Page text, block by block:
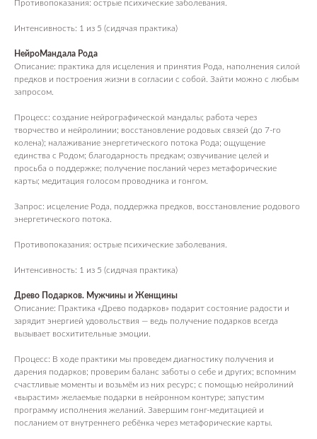
Противопоказания: острые психические заболевания.
Интенсивность: 1 из 5 (сидячая практика)
НейроМандала Рода
Описание: практика для исцеления и принятия Рода, наполнения силой
предков и построения жизни в согласии с собой. Зайти можно с любым
запросом.
Процесс: создание нейрографической мандалы; работа через
творчество и нейролинии; восстановление родовых связей (до 7‑го
колена); налаживание энергетического потока Рода; ощущение
единства с Родом; благодарность предкам; озвучивание целей и
просьба о поддержке; получение посланий через метафорические
карты; медитация голосом проводника и гонгом.
Запрос: исцеление Рода, поддержка предков, восстановление родового
энергетического потока.
Противопоказания: острые психические заболевания.
Интенсивность: 1 из 5 (сидячая практика)
Древо Подарков. Мужчины и Женщины
Описание: Практика «Древо подарков» подарит состояние радости и
зарядит энергией удовольствия — ведь получение подарков всегда
вызывает восхитительные эмоции.
Процесс: В ходе практики мы проведем диагностику получения и
дарения подарков; проверим баланс заботы о себе и других; вспомним
счастливые моменты и возьмём из них ресурс; с помощью нейролиний
«вырастим» желаемые подарки в нейронном контуре; запустим
программу исполнения желаний. Завершим гонг‑медитацией и
посланием от внутреннего ребёнка через метафорические карты.